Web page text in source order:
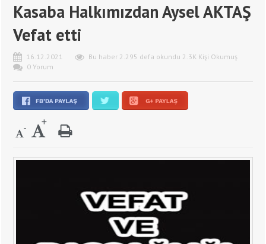
Kasaba Halkımızdan Aysel AKTAŞ
Vefat etti
16.12.2021
Bu haber 2.295 defa okundu 2.3K Kişi Okumuş
0 Yorum